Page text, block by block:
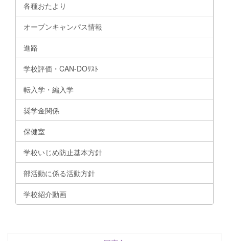
各種おたより
オープンキャンパス情報
進路
学校評価・CAN-DOﾘｽﾄ
転入学・編入学
奨学金関係
保健室
学校いじめ防止基本方針
部活動に係る活動方針
学校紹介動画